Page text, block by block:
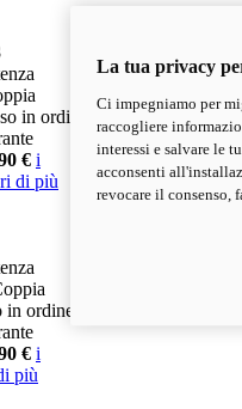
in ordine di marcia
€ i
di più
in ordine di marcia
€ i
più
La tua privacy
Ci impegniamo per
raccogliere
interessi e salvare le
acconsenti
revocare il consenso,